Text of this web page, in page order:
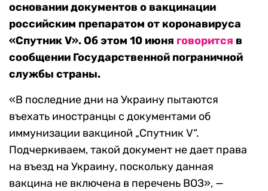
основании документов о вакцинации
российским препаратом от коронавируса
«Спутник V». Об этом 10 июня говорится в
сообщении Государственной пограничной
службы страны.
«В последние дни на Украину пытаются
въехать иностранцы с документами об
иммунизации вакциной „Спутник V“.
Подчеркиваем, такой документ не дает права
на въезд на Украину, поскольку данная
вакцина не включена в перечень ВОЗ», —